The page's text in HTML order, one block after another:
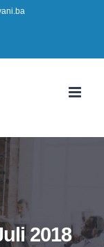
2018